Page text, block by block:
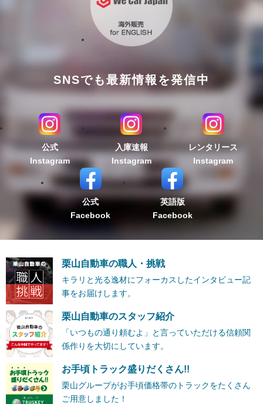
SNSでも最新情報を発信中
公式
Instagram
入庫速報
Instagram
レンタリース
Instagram
公式
Facebook
英語版
Facebook
栗山自動車の職人・挑戦
キラリと光る逸材にフォーカスしたインタビュー記
事をお届けします。
栗山自動車のスタッフ紹介
「いつもの通り頼むよ」と言っていただける信頼関
係作りを大切にしています。
お手頃トラック盛りだくさん!!
栗山グループがお手頃価格帯のトラックをたくさん
ご用意しました！